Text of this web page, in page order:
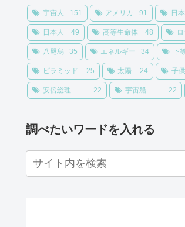
宇宙人 151 アメリカ 91 日本
日本人 49 高等生命体 48
八咫烏 35 エネルギー 34 下
ピラミッド 25 太陽 24 子供
安倍総理 22 宇宙船 22
調べたいワードを入れる